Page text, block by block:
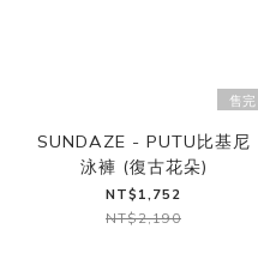
售完
SUNDAZE - PUTU比基尼
泳褲 (復古花朵)
NT$1,752
NT$2,190